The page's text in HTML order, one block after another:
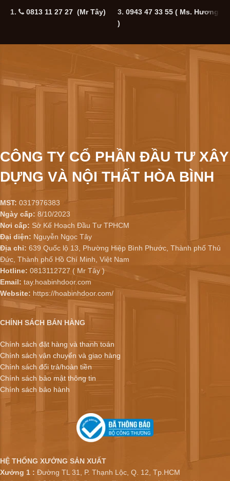
1. 0813 11 27 27 (Mr Tây) 3. 0943 47 33 55 ( Ms. Hương
)
CÔNG TY CỔ PHẦN ĐẦU TƯ XÂY
DỰNG VÀ NỘI THẤT HÒA BÌNH
MST: 0317976383
Ngày cấp: 8/10/2023
Nơi cấp: Sở Kế Hoạch Đầu Tư TPHCM
Đại diện: Nguyễn Ngọc Tây
Địa chỉ: 639 Quốc lộ 13, Phường Hiệp Bình Phước, Thành phố Thủ
Đức, Thành phố Hồ Chí Minh, Việt Nam
Hotline: 0813112727 ( Mr Tây )
Email: tay.hoabinhdoor.com
Website: https://hoabinhdoor.com/
CHÍNH SÁCH BÁN HÀNG
Chính sách đặt hàng và thanh toán
Chính sách vận chuyển và giao hàng
Chính sách đổi trả/hoàn tiền
Chính sách bảo mật thông tin
Chính sách bảo hành
HỆ THỐNG XƯỞNG SẢN XUẤT
Xưởng 1 : Đường TL 31, P. Thạnh Lộc, Q. 12, Tp.HCM